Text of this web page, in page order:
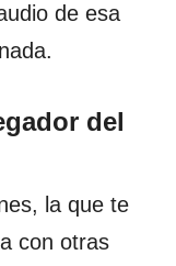
de esa
del
la que te
con otras